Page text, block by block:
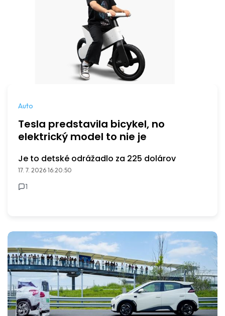
Auto
Tesla predstavila bicykel, no
elektrický model to nie je
Je to detské odrážadlo za 225 dolárov
17. 7. 2026 16:20:50
1